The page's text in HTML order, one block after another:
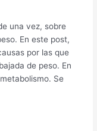
una vez, sobre
En este post,
por las que
de peso. En
Se